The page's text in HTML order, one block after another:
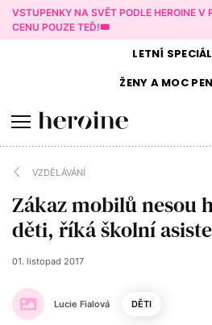
VSTUPENKY NA SVĚT PODLE HEROINE V
CENU POUZE TEĎ!🎟️
LETNÍ SPECIÁL
ŽENY AMOC
VZDĚLÁVÁNÍ
Zákaz mobilů nesou
děti, říká školní
Lucie Fialová
01. listopad 2017
DĚTI